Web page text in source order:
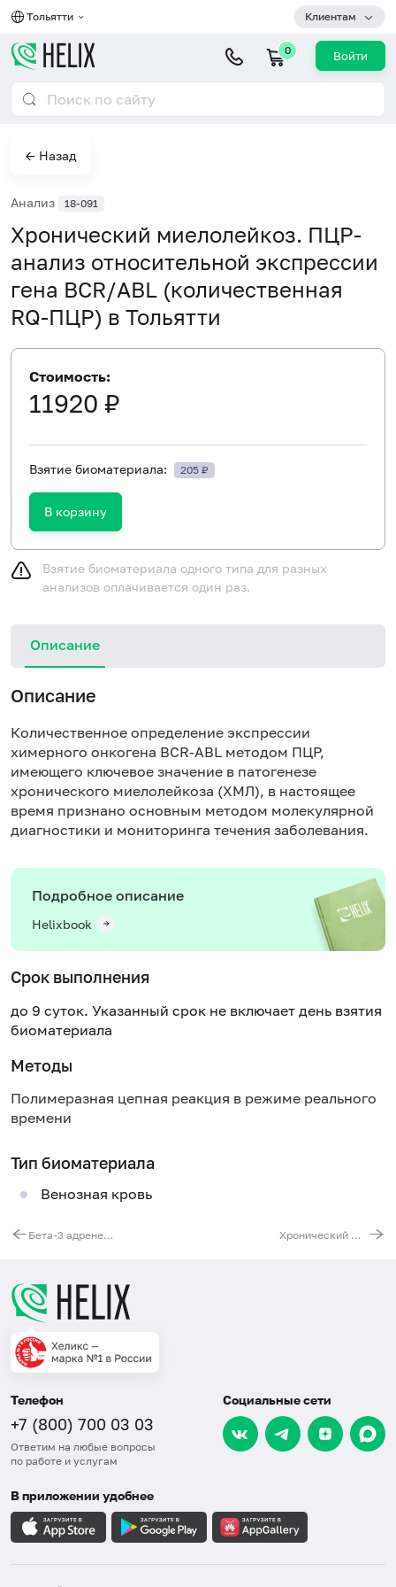
Тольятти Клиентам
0 Войти
← Назад
Анализ 18-091
Хронический миелолейкоз. ПЦР-
анализ относительной экспрессии
гена BCR/ABL (количественная
RQ-ПЦР) в Тольятти
Стоимость:
11920 ₽
Взятие биоматериала: 205 ₽
В корзину
Взятие биоматериала одного типа для разных
анализов оплачивается один раз.
Описание
Описание
Количественное определение экспрессии
химерного онкогена BCR-ABL методом ПЦР,
имеющего ключевое значение в патогенезе
хронического миелолейкоза (ХМЛ), в настоящее
время признано основным методом молекулярной
диагностики и мониторинга течения заболевания.
Подробное описание
Helixbook
Срок выполнения
до 9 суток. Указанный срок не включает день взятия
биоматериала
Методы
Полимеразная цепная реакция в режиме реального
времени
Тип биоматериала
Венозная кровь
Бета-3 адренергический рецептор (ADRB3). Выявление мутации T190C (Trp64Arg) Хронический миелолейкоз. FISH анализ химерного гена BCR/ABL
Телефон
+7 (800) 700 03 03
Ответим на любые вопросы
по работе и услугам
Социальные сети
В приложении удобнее